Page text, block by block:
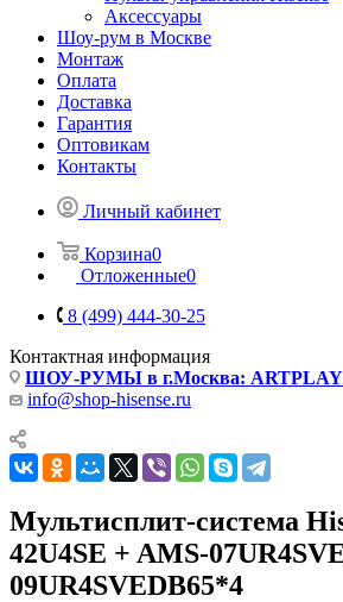
Аксессуары
Шоу-рум в Москве
Монтаж
Оплата
Доставка
Гарантия
Оптовикам
Контакты
Личный кабинет
Корзина0
Отложенные0
8 (499) 444-30-25
Контактная информация
ШОУ-РУМЫ в г.Москва:
info@shop-hisense.ru
Мультисплит-система
42U4SE + AMS-
09UR4SVEDB65*4